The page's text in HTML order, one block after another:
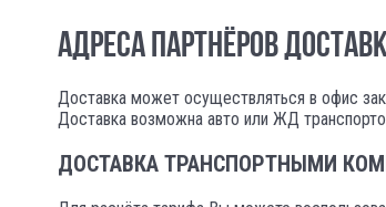
АДРЕСА ПАРТНЁРОВ
Доставка может осуществляться в офис
Доставка возможна авто или ЖД
ДОСТАВКА ТРАНСПОРТНЫМИ